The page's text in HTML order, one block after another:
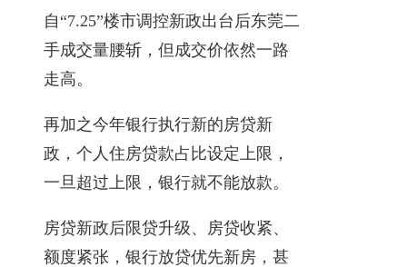
自“7.25”楼市调控新政出台后东莞二
手成交量腰斩，但成交价依然一路
走高。
再加之今年银行执行新的房贷新
政，个人住房贷款占比设定上限，
一旦超过上限，银行就不能放款。
房贷新政后限贷升级、房贷收紧、
额度紧张，银行放贷优先新房，甚